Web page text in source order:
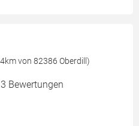
von 82386 Oberdill)
Bewertungen